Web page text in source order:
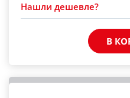
Нашли дешевле?
В